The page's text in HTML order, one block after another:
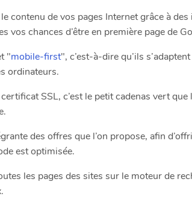
contenu de vos pages Internet grâce à des
vos chances d’être en première page de
"mobile-first", c’est-à-dire qu’ils
ordinateurs.
SSL, c’est le petit cadenas vert que
des offres que l’on propose, afin
est optimisée.
les pages des sites sur le moteur de